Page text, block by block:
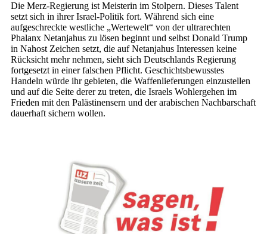
Die Merz-Regierung ist Meisterin im Stolpern. Dieses Talent
setzt sich in ihrer Israel-Politik fort. Während sich eine
aufgeschreckte westliche „Wertewelt“ von der ultrarechten
Phalanx Netanjahus zu lösen beginnt und selbst Donald Trump
in Nahost Zeichen setzt, die auf Netanjahus Inte­ressen keine
Rücksicht mehr nehmen, sieht sich Deutschlands Regierung
fortgesetzt in einer falschen Pflicht. Geschichtsbewusstes
Handeln würde ihr gebieten, die Waffenlieferungen einzustellen
und auf die Seite derer zu treten, die Israels Wohlergehen im
Frieden mit den Palästinensern und der arabischen Nachbarschaft
dauerhaft sichern wollen.